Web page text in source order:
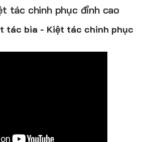
nhân
tác chinh phục đỉnh cao
tác bia - Kiệt tác chinh phục